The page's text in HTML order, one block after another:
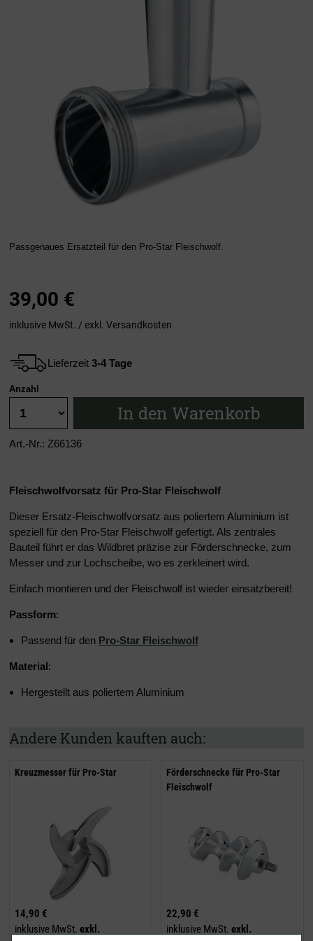
Passgenaues Ersatzteil für den Pro-Star Fleischwolf.
39,00 €
inklusive MwSt. / exkl. Versandkosten
Lieferzeit 3-4 Tage
Anzahl
In den Warenkorb
Art.-Nr.: Z66136
Fleischwolfvorsatz für Pro-Star Fleischwolf
Dieser Ersatz-Fleischwolfvorsatz aus poliertem Aluminium ist
speziell für den Pro-Star Fleischwolf gefertigt. Als zentrales
Bauteil führt er das Wildbret präzise zur Förderschnecke, zum
Messer und zur Lochscheibe, wo es zerkleinert wird.
Einfach montieren und der Fleischwolf ist wieder einsatzbereit!
Passform:
Passend für den Pro-Star Fleischwolf
Material:
Hergestellt aus poliertem Aluminium
Andere Kunden kauften auch:
Kreuzmesser für Pro-Star
14,90 €
inklusive MwSt. exkl.
Förderschnecke für Pro-Star
Fleischwolf
22,90 €
inklusive MwSt. exkl.